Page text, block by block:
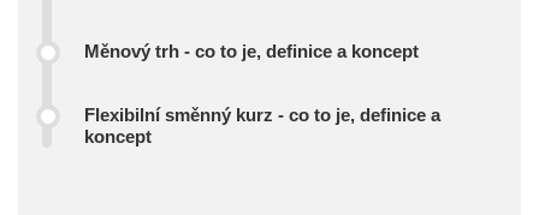
Měnový trh - co to je, definice a koncept
Flexibilní směnný kurz - co to je, definice a
koncept